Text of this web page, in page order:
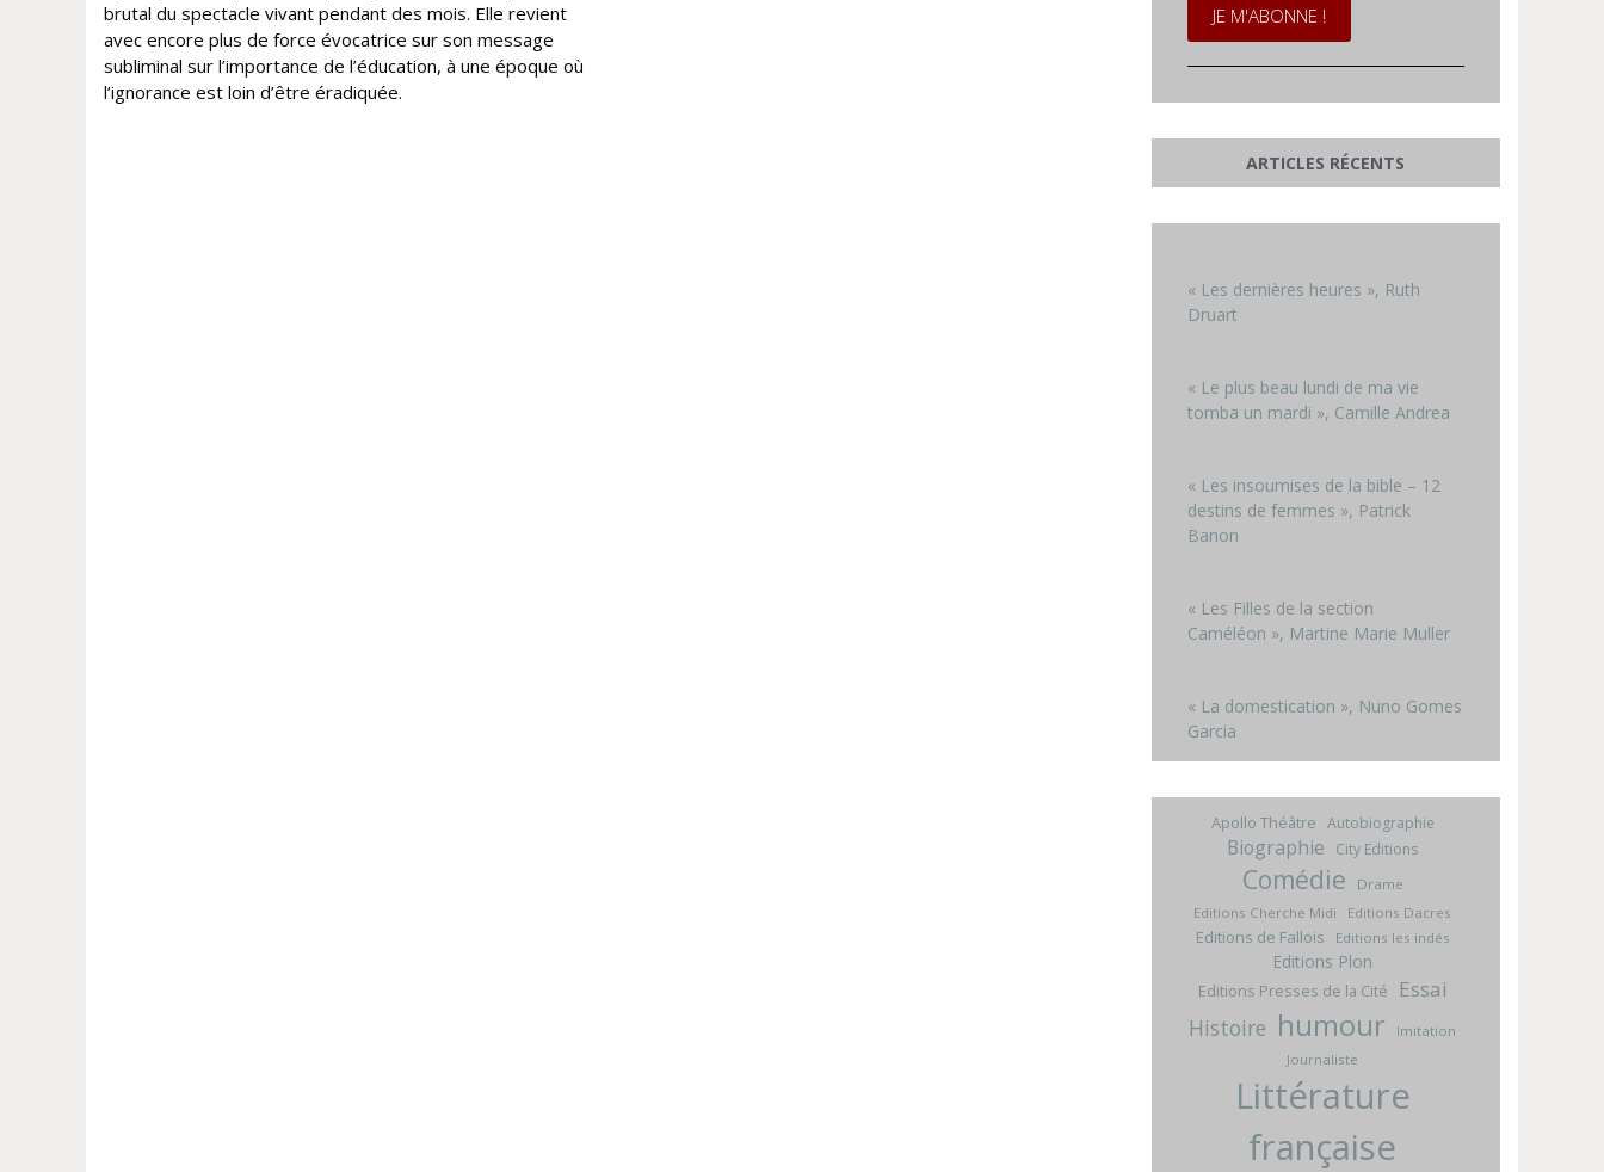
brutal du spectacle vivant pendant des mois. Elle revient
avec encore plus de force évocatrice sur son message
subliminal sur l’importance de l’éducation, à une époque où
l’ignorance est loin d’être éradiquée.
ARTICLES RÉCENTS
« Les dernières heures », Ruth
Druart
« Le plus beau lundi de ma vie
tomba un mardi », Camille Andrea
« Les insoumises de la bible – 12
destins de femmes », Patrick
Banon
« Les Filles de la section
Caméléon », Martine Marie Muller
« La domestication », Nuno Gomes
Garcia
Apollo Théâtre Autobiographie
Biographie City Editions
Comédie
Drame
Editions Cherche Midi
Editions Dacres
Editions de Fallois Editions les indés
Editions Plon
Editions Presses de la Cité Essai
Histoire humour
Imitation
Journaliste
Littérature
française